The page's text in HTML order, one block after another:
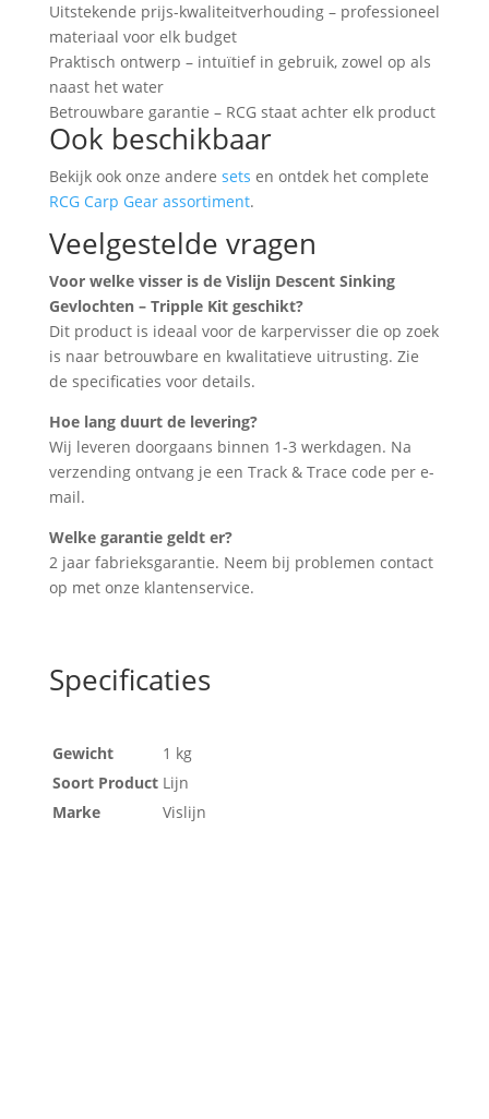
Uitstekende prijs-kwaliteitverhouding – professioneel
materiaal voor elk budget
Praktisch ontwerp – intuïtief in gebruik, zowel op als
naast het water
Betrouwbare garantie – RCG staat achter elk product
Ook beschikbaar
Bekijk ook onze andere sets en ontdek het complete
RCG Carp Gear assortiment.
Veelgestelde vragen
Voor welke visser is de Vislijn Descent Sinking
Gevlochten – Tripple Kit geschikt?
Dit product is ideaal voor de karpervisser die op zoek
is naar betrouwbare en kwalitatieve uitrusting. Zie
de specificaties voor details.
Hoe lang duurt de levering?
Wij leveren doorgaans binnen 1-3 werkdagen. Na
verzending ontvang je een Track & Trace code per e-
mail.
Welke garantie geldt er?
2 jaar fabrieksgarantie. Neem bij problemen contact
op met onze klantenservice.
Specificaties
Gewicht
1 kg
Soort Product Lijn
Marke
Vislijn